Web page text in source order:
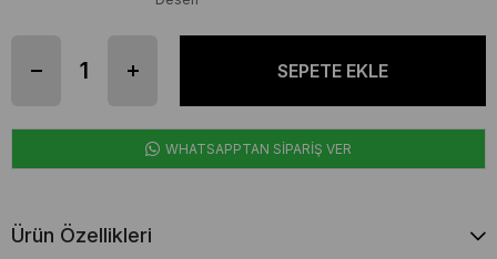
WHATSAPPTAN SİPARİŞ VER
Ürün Özellikleri